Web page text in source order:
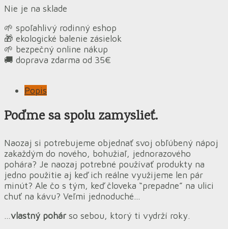
Nie je na sklade
🌱 spoľahlivý rodinný eshop
🎁 ekologické balenie zásielok
🌱 bezpečný online nákup
🚚 doprava zdarma od 35€
Popis
Poďme sa spolu zamyslieť.
Naozaj si potrebujeme objednať svoj obľúbený nápoj
zakaždým do nového, bohužiaľ, jednorazového
pohára? Je naozaj potrebné používať produkty na
jedno použitie aj keď ich reálne využijeme len pár
minút? Ale čo s tým, keď človeka “prepadne” na ulici
chuť na kávu? Veľmi jednoduché…
…vlastný pohár so sebou, ktorý ti vydrží roky.